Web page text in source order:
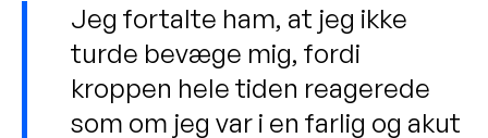
Jeg fortalte ham, at jeg ikke
turde bevæge mig, fordi
kroppen hele tiden reagerede
som om jeg var i en farlig og akut